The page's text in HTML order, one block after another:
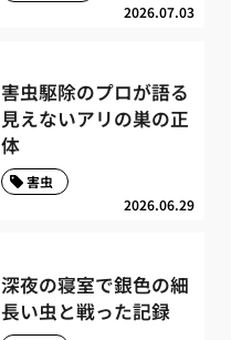
2026.07.03
害虫駆除のプロが語る
見えないアリの巣の正
体
2026.06.29
害虫
深夜の寝室で銀色の細
長い虫と戦った記録